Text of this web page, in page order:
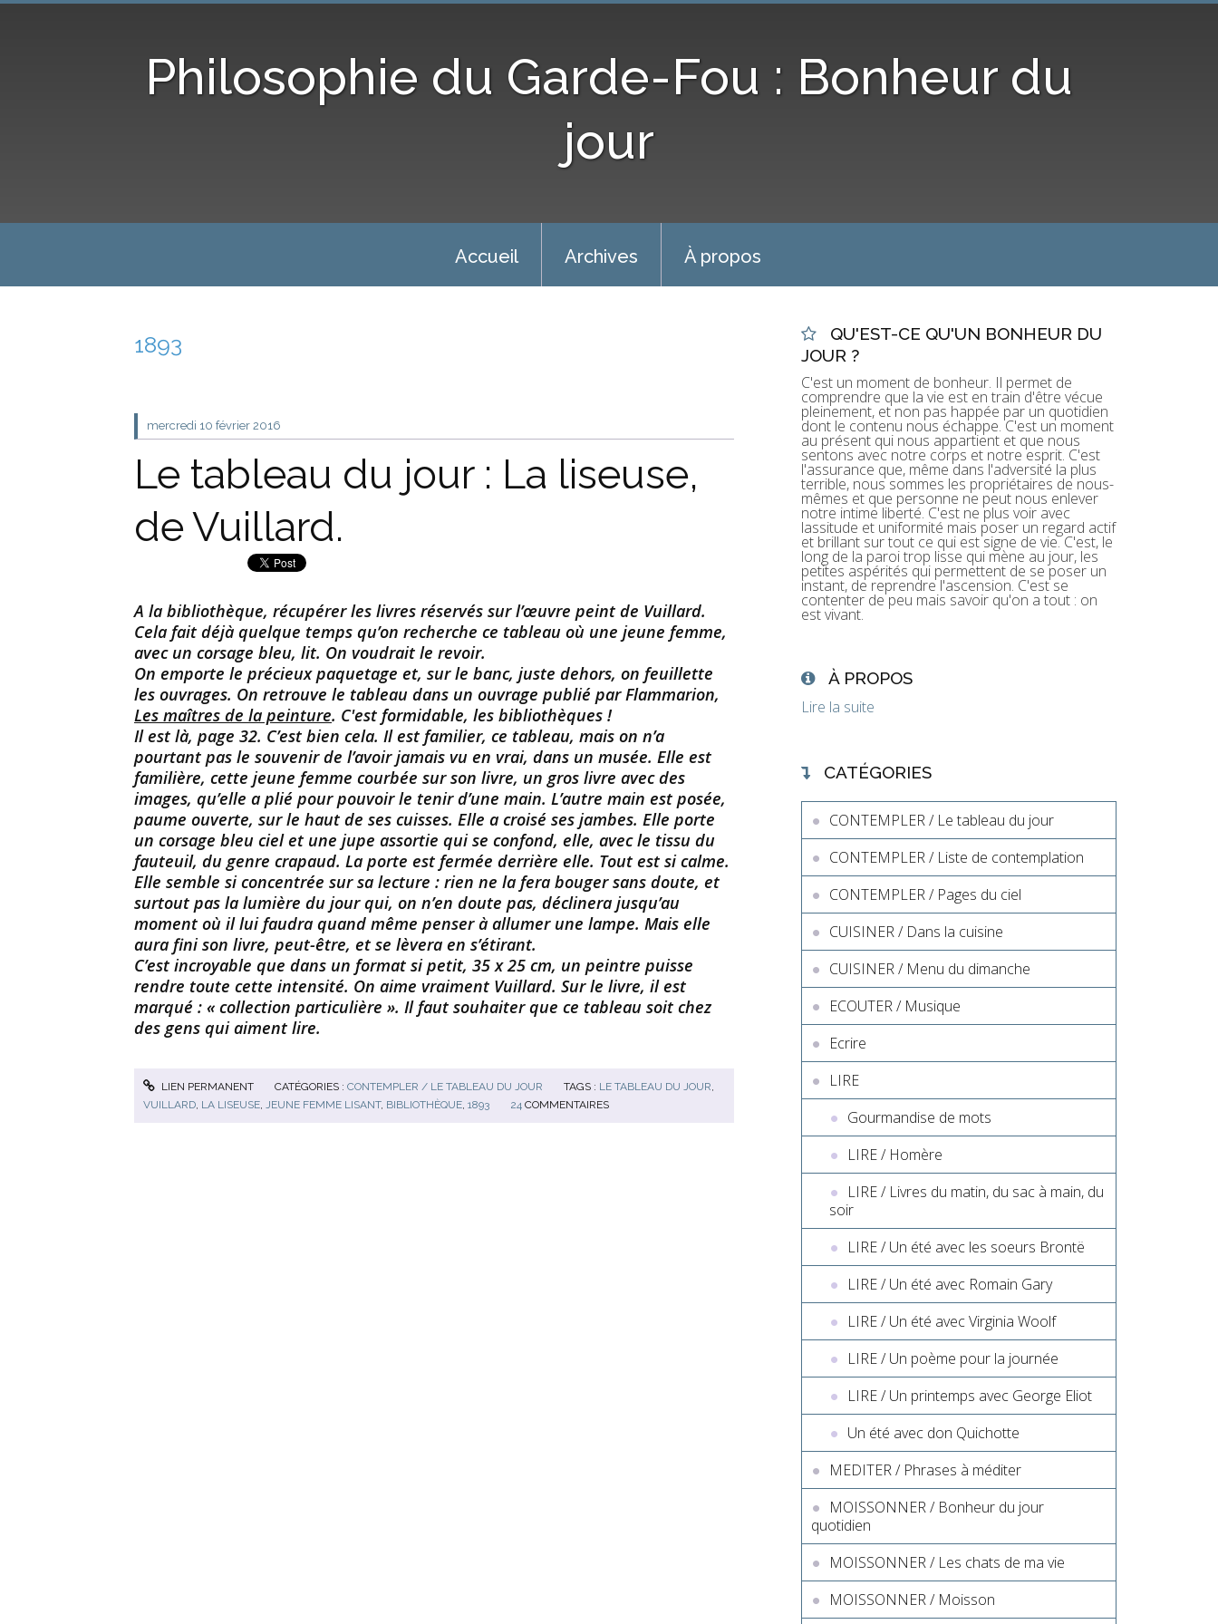
Philosophie du Garde-Fou : Bonheur du
jour
Accueil Archives À propos
1893
mercredi 10 février 2016
Le tableau du jour : La liseuse,
de Vuillard.
A la bibliothèque, récupérer les livres réservés sur l’œuvre peint de Vuillard.
Cela fait déjà quelque temps qu’on recherche ce tableau où une jeune femme,
avec un corsage bleu, lit. On voudrait le revoir.
On emporte le précieux paquetage et, sur le banc, juste dehors, on feuillette
les ouvrages. On retrouve le tableau dans un ouvrage publié par Flammarion,
Les maîtres de la peinture. C'est formidable, les bibliothèques !
Il est là, page 32. C’est bien cela. Il est familier, ce tableau, mais on n’a
pourtant pas le souvenir de l’avoir jamais vu en vrai, dans un musée. Elle est
familière, cette jeune femme courbée sur son livre, un gros livre avec des
images, qu’elle a plié pour pouvoir le tenir d’une main. L’autre main est posée,
paume ouverte, sur le haut de ses cuisses. Elle a croisé ses jambes. Elle porte
un corsage bleu ciel et une jupe assortie qui se confond, elle, avec le tissu du
fauteuil, du genre crapaud. La porte est fermée derrière elle. Tout est si calme.
Elle semble si concentrée sur sa lecture : rien ne la fera bouger sans doute, et
surtout pas la lumière du jour qui, on n’en doute pas, déclinera jusqu’au
moment où il lui faudra quand même penser à allumer une lampe. Mais elle
aura fini son livre, peut-être, et se lèvera en s’étirant.
C’est incroyable que dans un format si petit, 35 x 25 cm, un peintre puisse
rendre toute cette intensité. On aime vraiment Vuillard. Sur le livre, il est
marqué : « collection particulière ». Il faut souhaiter que ce tableau soit chez
des gens qui aiment lire.
LIEN PERMANENT CATÉGORIES :CONTEMPLER / LE TABLEAU DU JOUR TAGS : LE TABLEAU DU JOUR
VUILLARD LA LISEUSE JEUNE FEMME LISANT, BIBLIOTHÈQUE 1893 24 COMMENTAIRES
QU'EST-CE QU'UN BONHEUR DU
JOUR ?
C'est un moment de bonheur. Il permet de
comprendre que la vie est en train d'être vécue
pleinement, et non pas happée par un quotidien
dont le contenu nous échappe. C'est un moment
au présent qui nous appartient et que nous
sentons avec notre corps et notre esprit. C'est
l'assurance que, même dans l'adversité la plus
terrible, nous sommes les propriétaires de nous-
mêmes et que personne ne peut nous enlever
notre intime liberté. C'est ne plus voir avec
lassitude et uniformité mais poser un regard actif
et brillant sur tout ce qui est signe de vie. C'est, le
long de la paroi trop lisse qui mène au jour, les
petites aspérités qui permettent de se poser un
instant, de reprendre l'ascension. C'est se
contenter de peu mais savoir qu'on a tout : on
est vivant.
À PROPOS
Lire la suite
CATÉGORIES
CONTEMPLER / Le tableau du jour
CONTEMPLER / Liste de contemplation
CONTEMPLER / Pages du ciel
CUISINER / Dans la cuisine
CUISINER / Menu du dimanche
ECOUTER / Musique
Ecrire
LIRE
Gourmandise de mots
LIRE / Homère
LIRE / Livres du matin, du sac à main, du
soir
LIRE / Un été avec les soeurs Brontë
LIRE / Un été avec Romain Gary
LIRE / Un été avec Virginia Woolf
LIRE / Un poème pour la journée
LIRE / Un printemps avec George Eliot
Un été avec don Quichotte
MEDITER / Phrases à méditer
MOISSONNER / Bonheur du jour
quotidien
MOISSONNER / Les chats de ma vie
MOISSONNER / Moisson